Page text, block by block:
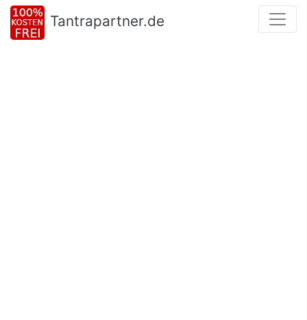
Tantrapartner.de